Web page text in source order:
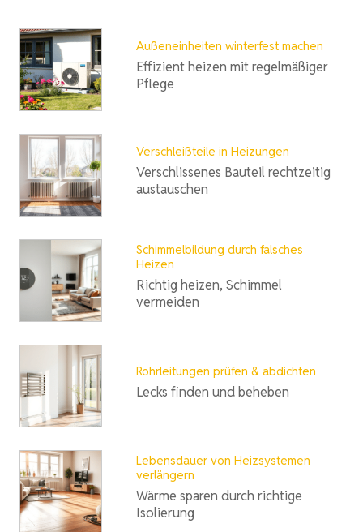
Außeneinheiten winterfest machen
Effizient heizen mit regelmäßiger
Pflege
Verschleißteile in Heizungen
Verschlissenes Bauteil rechtzeitig
austauschen
Schimmelbildung durch falsches
Heizen
Richtig heizen, Schimmel
vermeiden
Rohrleitungen prüfen & abdichten
Lecks finden und beheben
Lebensdauer von Heizsystemen
verlängern
Wärme sparen durch richtige
Isolierung